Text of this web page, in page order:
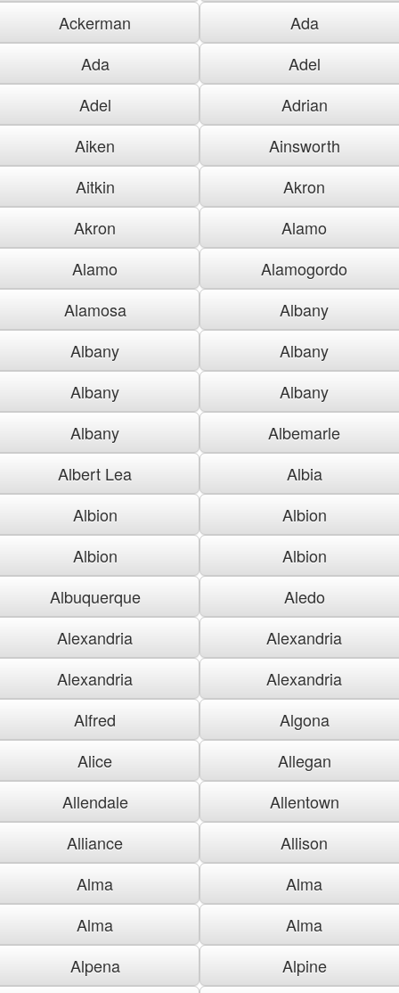
Ackerman
Ada
Ada
Adel
Adel
Adrian
Aiken
Ainsworth
Aitkin
Akron
Akron
Alamo
Alamo
Alamogordo
Alamosa
Albany
Albany
Albany
Albany
Albany
Albany
Albemarle
Albert Lea
Albia
Albion
Albion
Albion
Albion
Albuquerque
Aledo
Alexandria
Alexandria
Alexandria
Alexandria
Alfred
Algona
Alice
Allegan
Allendale
Allentown
Alliance
Allison
Alma
Alma
Alma
Alma
Alpena
Alpine